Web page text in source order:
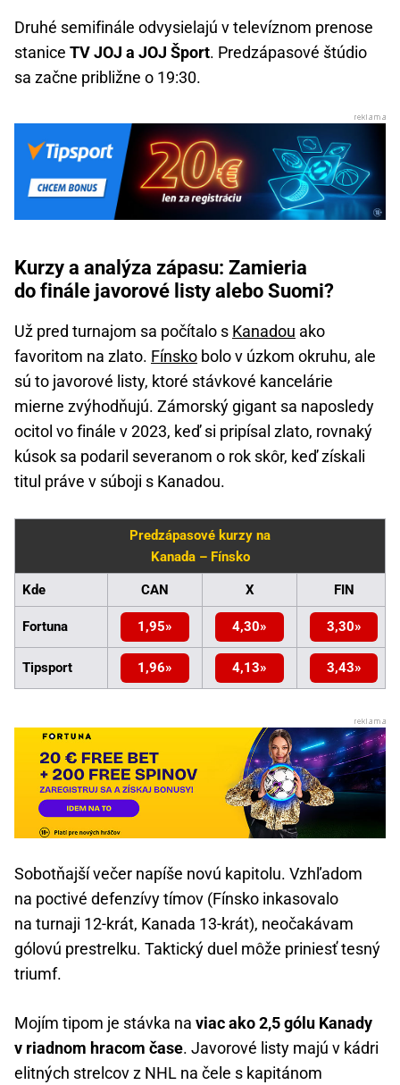
Druhé semifinále odvysielajú v televíznom prenose
stanice TV JOJ a JOJ Šport. Predzápasové štúdio
sa začne približne o 19:30.
Kurzy a analýza zápasu: Zamieria
do finále javorové listy alebo Suomi?
Už pred turnajom sa počítalo s Kanadou ako
favoritom na zlato. Fínsko bolo v úzkom okruhu, ale
sú to javorové listy, ktoré stávkové kancelárie
mierne zvýhodňujú. Zámorský gigant sa naposledy
ocitol vo finále v 2023, keď si pripísal zlato, rovnaký
kúsok sa podaril severanom o rok skôr, keď získali
titul práve v súboji s Kanadou.
Predzápasové kurzy na
Kanada – Fínsko
Kde CAN X FIN
Fortuna 1,95 4,30 3,30
Tipsport 1,96 4,13 3,43
Sobotňajší večer napíše novú kapitolu. Vzhľadom
na poctivé defenzívy tímov (Fínsko inkasovalo
na turnaji 12-krát, Kanada 13-krát), neočakávam
gólovú prestrelku. Taktický duel môže priniesť tesný
triumf.
Mojím tipom je stávka na viac ako 2,5 gólu Kanady
v riadnom hracom čase. Javorové listy majú v kádri
elitných strelcov z NHL na čele s kapitánom